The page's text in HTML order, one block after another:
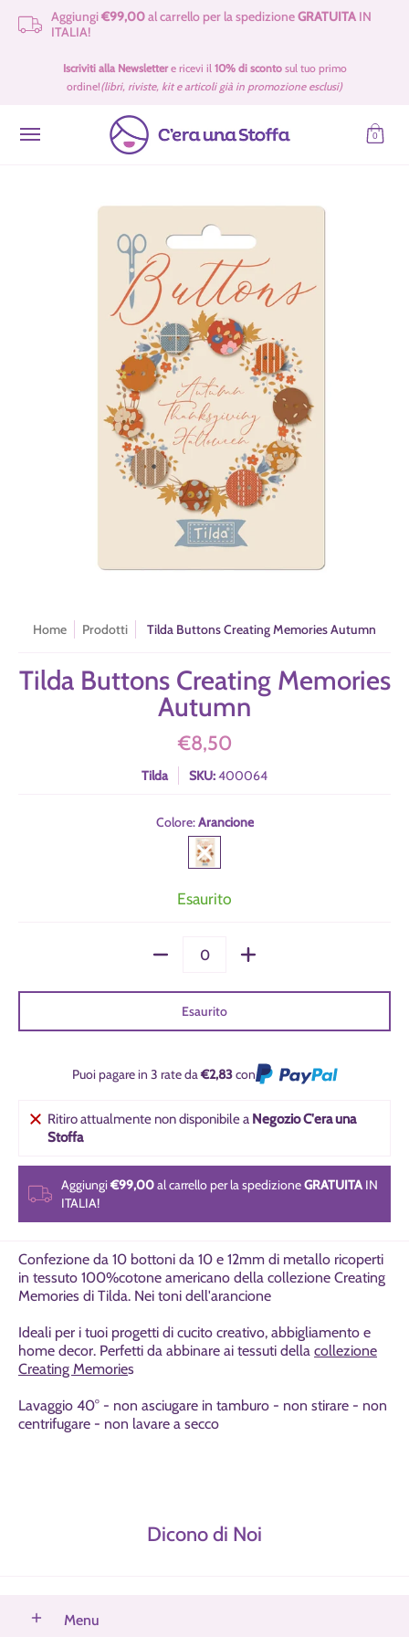
Passa al contenuto principale
Aggiungi€99,00al carrello per la spedizioneGRATUITA IN
ITALIA!
Idee Regalo 🎁
Offerte Filati 🧶
Iscriviti alla Newslettere ricevi il 10% di sconto sul tuo primo
ordine!(libri, riviste, kit e articoli già in promozione esclusi)
0
Home Prodotti Tilda Buttons Creating Memories Autumn
Tilda Buttons Creating Memories
Autumn
€8,50
Tilda SKU:400064
Colore:Arancione
Arancione
Esaurito
Esaurito
Puoi pagare in 3 rate da€2,83con
Ritiro attualmente non disponibile a Negozio C'era una
Stoffa
Aggiungi €99,00al carrello per la spedizioneGRATUITA IN
ITALIA!
Confezione da 10 bottoni da 10 e 12mm di metallo ricoperti
in tessuto 100%cotone americano della collezione Creating
Memories di Tilda. Nei toni dell'arancione
Ideali per i tuoi progetti di cucito creativo, abbigliamento e
home decor. Perfetti da abbinare ai tessuti della collezione
Creating Memories
Lavaggio 40° - non asciugare in tamburo - non stirare - non
centrifugare - non lavare a secco
Dicono di Noi
Menu